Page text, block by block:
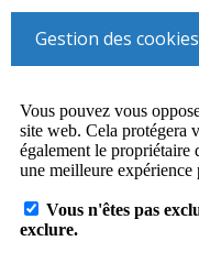
Gestion des cookies